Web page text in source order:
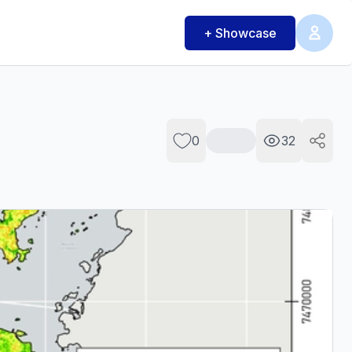
+ Showcase
0 32